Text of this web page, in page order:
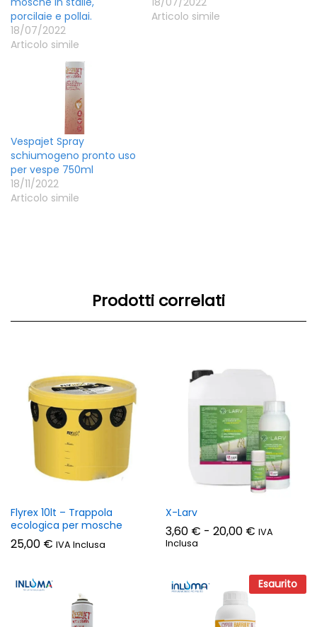
porcilaie e pollai.
18/07/2022
Articolo simile
Articolo simile
Vespajet Spray
schiumogeno pronto uso
per vespe 750ml
18/11/2022
Articolo simile
Prodotti correlati
Flyrex 10lt – Trappola
ecologica per mosche
25,00 € IVA Inclusa
X-Larv
3,60 € - 20,00 € Fascia
3,60 €
a
20,00 €
IVA
Inclusa
Esaurito